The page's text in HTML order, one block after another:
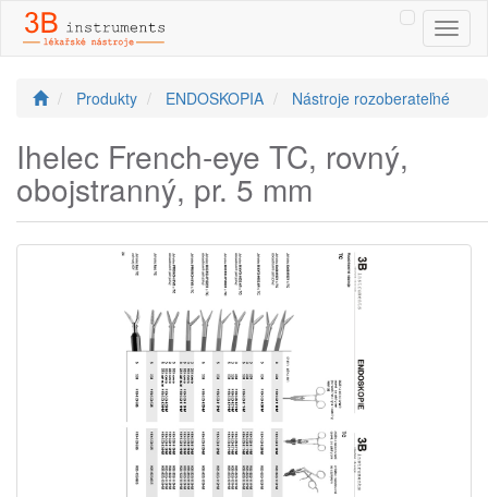
Produkty ENDOSKOPIA Nástroje rozoberateľné
Ihelec French-eye TC, rovný,
obojstranný, pr. 5 mm